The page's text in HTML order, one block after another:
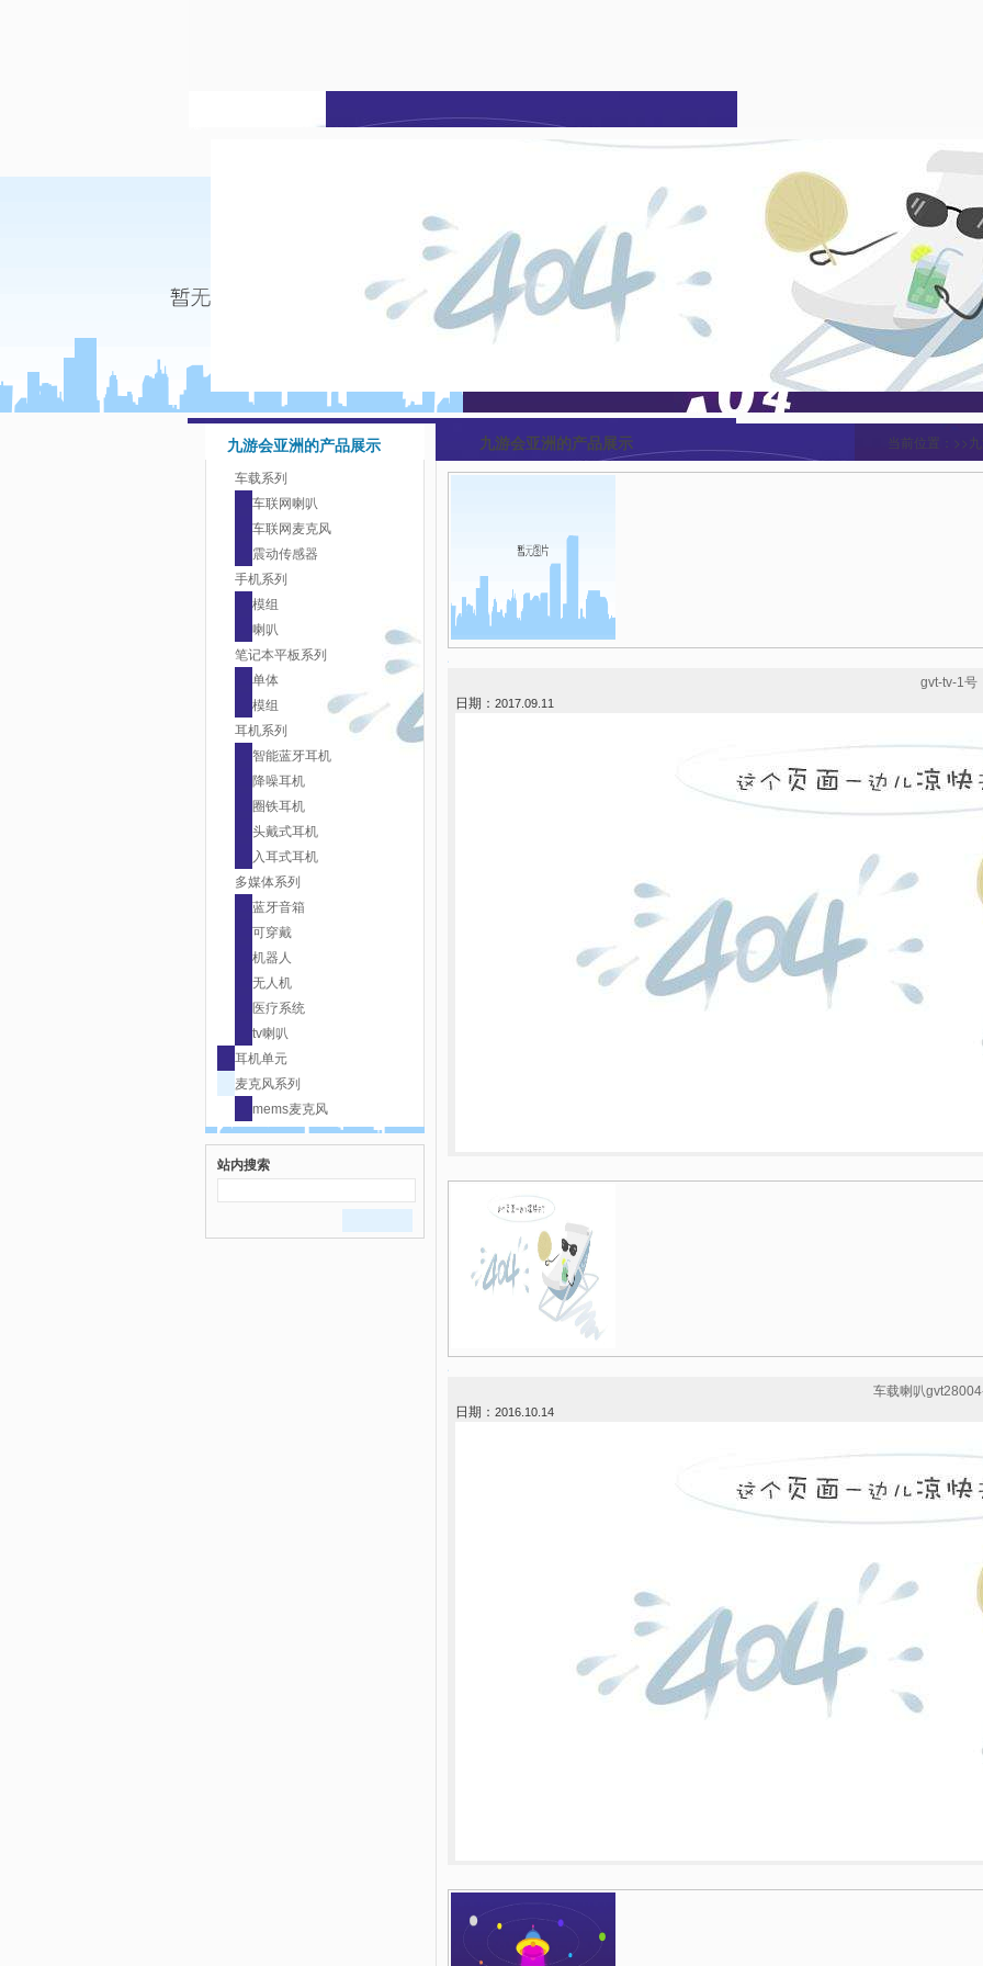
九游会亚洲的产品展示
车载系列
车联网喇叭
车联网麦克风
震动传感器
手机系列
模组
喇叭
笔记本平板系列
单体
模组
耳机系列
智能蓝牙耳机
降噪耳机
圈铁耳机
头戴式耳机
入耳式耳机
多媒体系列
蓝牙音箱
可穿戴
机器人
无人机
医疗系统
tv喇叭
耳机单元
麦克风系列
mems麦克风
站内搜索
当前位置：>>
九游会亚洲的产品展示
gvt-tv-1号
日期： 2017.09.11
车载喇叭
日期： 2016.10.14